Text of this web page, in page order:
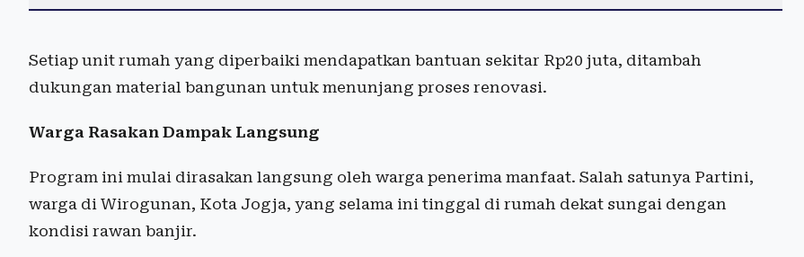
Setiap unit rumah yang diperbaiki mendapatkan bantuan sekitar Rp20 juta, ditambah
dukungan material bangunan untuk menunjang proses renovasi.
Warga Rasakan Dampak Langsung
Program ini mulai dirasakan langsung oleh warga penerima manfaat. Salah satunya Partini,
warga di Wirogunan, Kota Jogja, yang selama ini tinggal di rumah dekat sungai dengan
kondisi rawan banjir.